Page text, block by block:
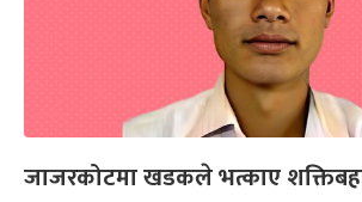
जाजरकोटमा खडकले भत्काए